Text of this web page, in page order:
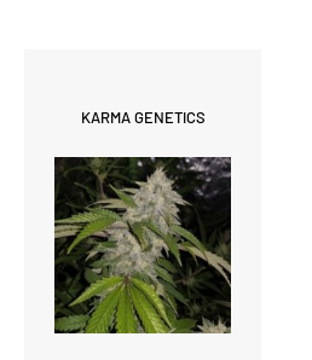
KARMA GENETICS